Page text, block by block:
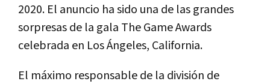
2020. El anuncio ha sido una de las grandes
sorpresas de la gala The Game Awards
celebrada en Los Ángeles, California.
El máximo responsable de la división de